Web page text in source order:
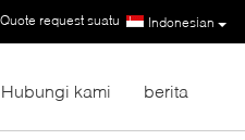
Indonesian
Quote request suatu |
Hubungi kami berita